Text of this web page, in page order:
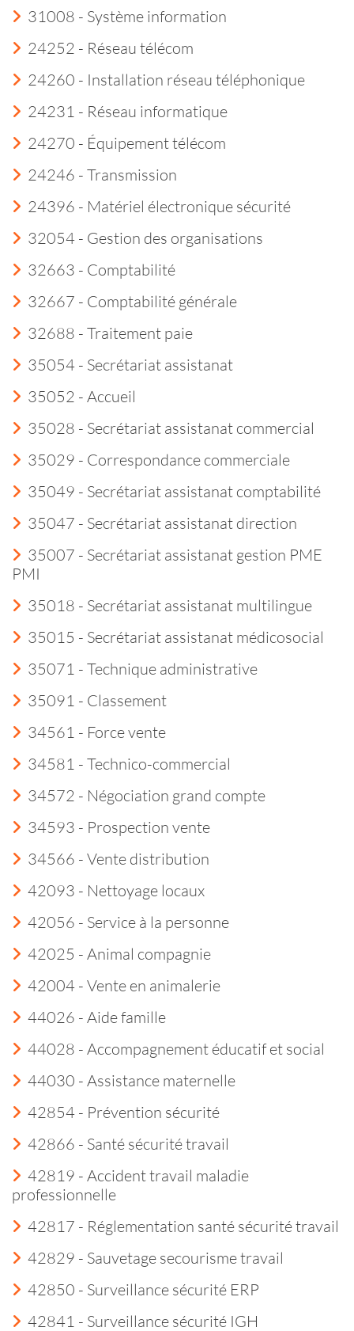
31008 - Système information
24252 - Réseau télécom
24260 - Installation réseau téléphonique
24231 - Réseau informatique
24270 - Équipement télécom
24246 - Transmission
24396 - Matériel électronique sécurité
32054 - Gestion des organisations
32663 - Comptabilité
32667 - Comptabilité générale
32688 - Traitement paie
35054 - Secrétariat assistanat
35052 - Accueil
35028 - Secrétariat assistanat commercial
35029 - Correspondance commerciale
35049 - Secrétariat assistanat comptabilité
35047 - Secrétariat assistanat direction
35007 - Secrétariat assistanat gestion PME
PMI
35018 - Secrétariat assistanat multilingue
35015 - Secrétariat assistanat médicosocial
35071 - Technique administrative
35091 - Classement
34561 - Force vente
34581 - Technico-commercial
34572 - Négociation grand compte
34593 - Prospection vente
34566 - Vente distribution
42093 - Nettoyage locaux
42056 - Service à la personne
42025 - Animal compagnie
42004 - Vente en animalerie
44026 - Aide famille
44028 - Accompagnement éducatif et social
44030 - Assistance maternelle
42854 - Prévention sécurité
42866 - Santé sécurité travail
42819 - Accident travail maladie
professionnelle
42817 - Réglementation santé sécurité travail
42829 - Sauvetage secourisme travail
42850 - Surveillance sécurité ERP
42841 - Surveillance sécurité IGH